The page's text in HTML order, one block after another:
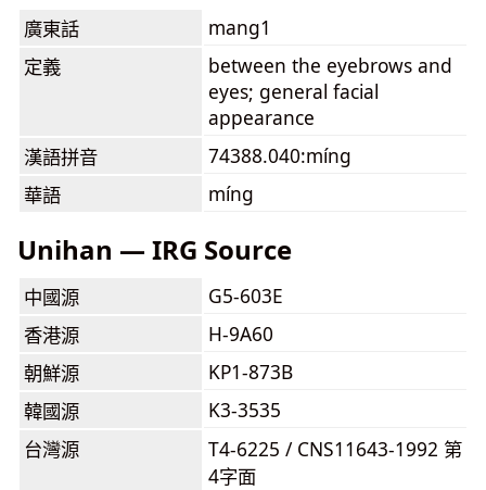
廣東話
mang1
定義
between the eyebrows and
eyes; general facial
appearance
漢語拼音
74388.040:míng
華語
míng
Unihan — IRG Source
中國源
G5-603E
香港源
H-9A60
朝鮮源
KP1-873B
韓國源
K3-3535
台灣源
T4-6225 / CNS11643-1992 第
4字面